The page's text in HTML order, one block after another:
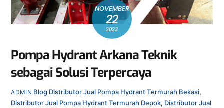
NOVEMBER
22
2023
Pompa Hydrant Arkana Teknik
sebagai Solusi Terpercaya
ADMIN Blog Distributor Jual Pompa Hydrant Termurah Bekasi,
Distributor Jual Pompa Hydrant Termurah Depok, Distributor Jual